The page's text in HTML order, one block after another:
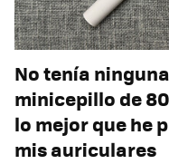
No tenía
minicepillo de
lo mejor que he
mis auriculares